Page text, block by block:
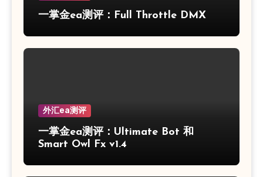
一掌金ea测评：Full Throttle DMX
外汇ea测评
一掌金ea测评：Ultimate Bot 和
Smart Owl Fx v1.4